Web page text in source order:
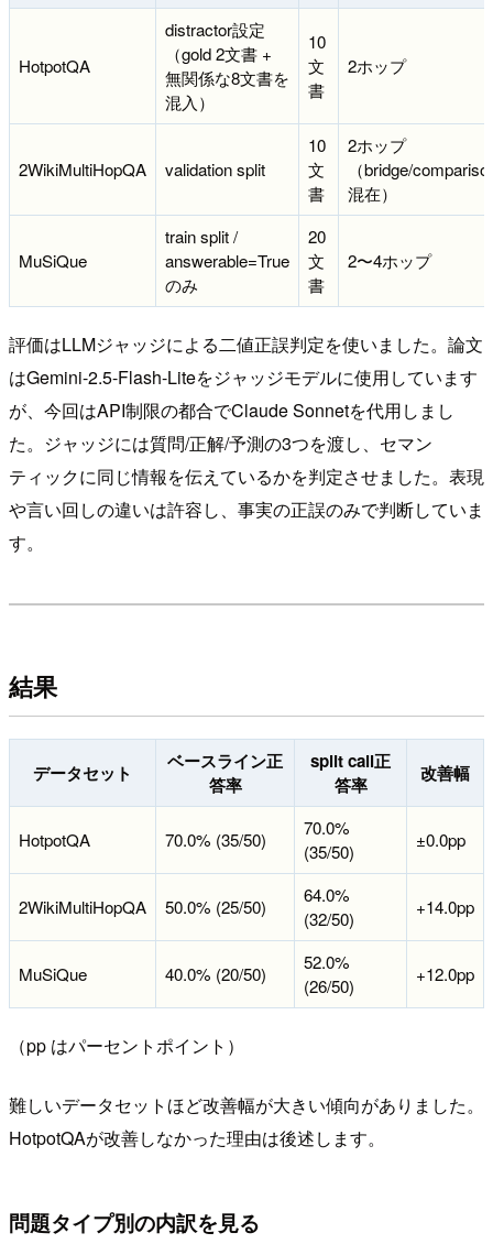
HotpotQA
distractor設定
（gold 2文書 +
無関係な8文書を
混入）
10
文
書
2ホップ
2WikiMultiHopQA validation split
10
文
書
2ホップ
（bridge/
混在）
MuSiQue
train split /
answerable=True
のみ
20
文
書
2〜4ホップ
評価はLLMジャッジによる二値正誤判定を使いました。論文
はGemini-2.5-Flash-Liteをジャッジモデルに使用しています
が、今回はAPI制限の都合でClaude Sonnetを代用しまし
た。ジャッジには質問/正解/予測の3つを渡し、セマン
ティックに同じ情報を伝えているかを判定させました。表現
や言い回しの違いは許容し、事実の正誤のみで判断していま
す。
結果
データセット
ベースライン正
答率
split call正
答率
改善幅
HotpotQA 70.0% (35/50)
70.0%
(35/50)
±0.0pp
2WikiMultiHopQA 50.0% (25/50)
64.0%
(32/50)
+14.0pp
MuSiQue 40.0% (20/50)
52.0%
(26/50)
+12.0pp
（pp はパーセントポイント）
難しいデータセットほど改善幅が大きい傾向がありました。
HotpotQAが改善しなかった理由は後述します。
問題タイプ別の内訳を見る